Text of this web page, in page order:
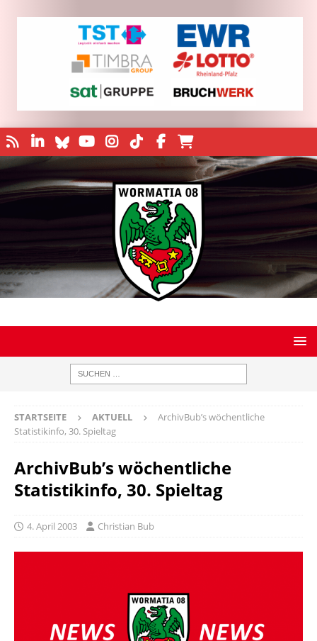
STARTSEITE AKTUELL
ArchivBub’s wöchentliche
Statistikinfo, 30. Spieltag
ArchivBub’s wöchentliche
Statistikinfo, 30. Spieltag
4. April 2003 Christian Bub